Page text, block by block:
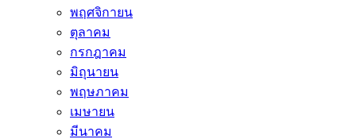
พฤศจิกายน
ตุลาคม
กรกฎาคม
มิถุนายน
พฤษภาคม
เมษายน
มีนาคม